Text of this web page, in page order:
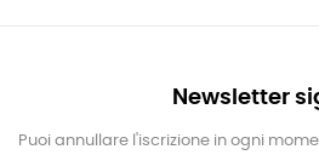
Newsletter
Puoi annullare l'iscrizione in ogni